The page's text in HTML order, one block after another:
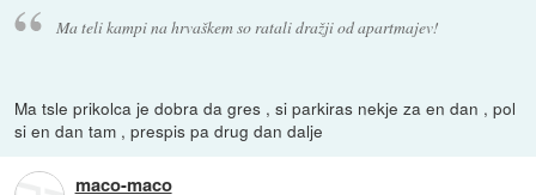
Ma teli kampi na hrvaškem so ratali dražji od apartmajev!
Ma tsle prikolca je dobra da gres , si parkiras nekje za en dan , pol
si en dan tam , prespis pa drug dan dalje
maco-maco